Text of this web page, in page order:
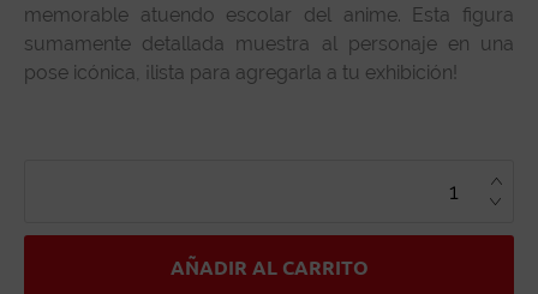
memorable atuendo escolar del anime. Esta figura
sumamente detallada muestra al personaje en una
pose icónica, ¡lista para agregarla a tu exhibición!
AÑADIR AL CARRITO